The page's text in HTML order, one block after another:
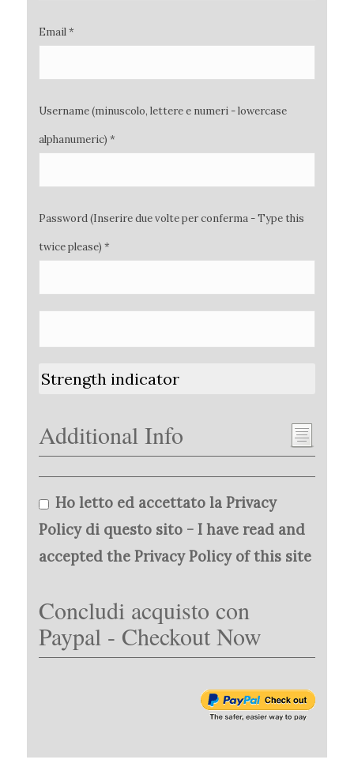
Email *
Username (minuscolo, lettere e numeri - lowercase
alphanumeric) *
Password (Inserire due volte per conferma - Type this
twice please) *
Strength indicator
Additional Info
Ho letto ed accettato la Privacy
Policy di questo sito - I have read and
accepted the Privacy Policy of this site
Concludi acquisto con
Paypal - Checkout Now